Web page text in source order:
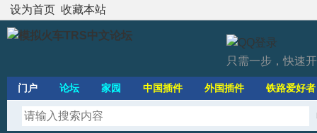
设为首页 收藏本站
只需一步，快速
门户 论坛 家园 中国插件 外国插件 铁路爱好者